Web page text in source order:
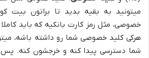
میتونید به بقیه بدید تا براتون بیت
خصوصی، مثل رمز کارت بانکیه که باید
هرکی کلید خصوصی شما رو داشته باشه،
شما دسترسی پیدا کنه و خرجشون کنه.